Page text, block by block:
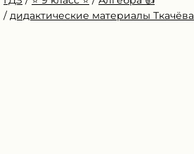
/ дидактические материалы Ткачёва